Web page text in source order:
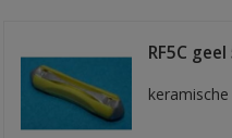
RF5C geel